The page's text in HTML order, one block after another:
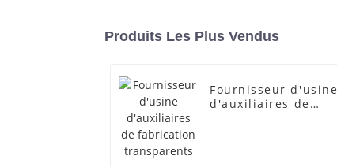
Produits Les Plus Vendus
Fournisseur d'usine
d'auxiliaires de